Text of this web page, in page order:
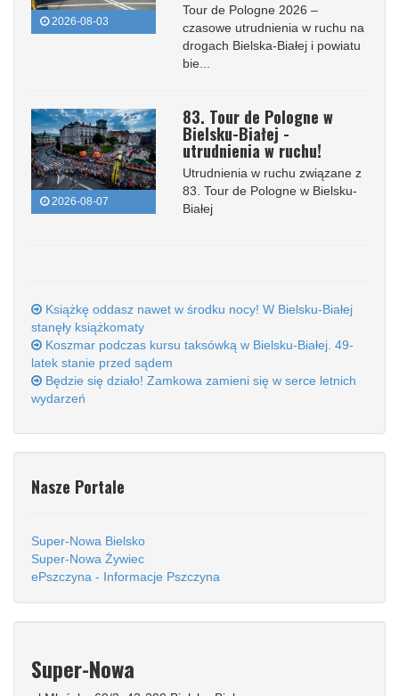
2026-08-03
Tour de Pologne 2026 –
czasowe utrudnienia w ruchu na
drogach Bielska-Białej i powiatu
bie...
2026-08-07
83. Tour de Pologne w
Bielsku-Białej -
utrudnienia w ruchu!
Utrudnienia w ruchu związane z
83. Tour de Pologne w Bielsku-
Białej
Książkę oddasz nawet w środku nocy! W Bielsku-Białej
stanęły książkomaty
Koszmar podczas kursu taksówką w Bielsku-Białej. 49-
latek stanie przed sądem
Będzie się działo! Zamkowa zamieni się w serce letnich
wydarzeń
Nasze Portale
Super-Nowa Bielsko
Super-Nowa Żywiec
ePszczyna - Informacje Pszczyna
Super-Nowa